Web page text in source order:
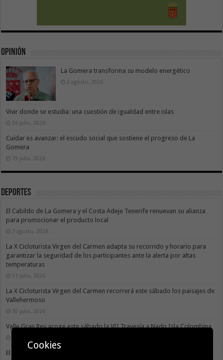
Opinión
La Gomera transforma su modelo energético
2 agosto, 2026
Vivir donde se estudia: una cuestión de igualdad entre islas
26 julio, 2026
Cuidar es avanzar: el escudo social que sostiene el progreso de La
Gomera
19 julio, 2026
Deportes
El Cabildo de La Gomera y el Costa Adeje Tenerife renuevan su alianza
para promocionar el producto local
3 agosto, 2026
La X Cicloturista Virgen del Carmen adapta su recorrido y horario para
garantizar la seguridad de los participantes ante la alerta por altas
temperaturas
31 julio, 2026
La X Cicloturista Virgen del Carmen recorrerá este sábado los paisajes de
Vallehermoso
30 julio, 2026
Valle Gran Rey acoge este sábado la VII Travesía a Nado Isla Colombina
El II torneo Autonómico Gomahara Beach Vóley ya tiene fecha
Cookies